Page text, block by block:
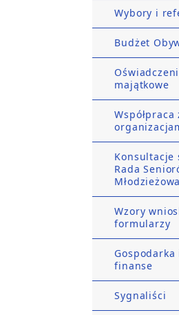
Wybory i
Budżet
majątkowe
Współpraca
Konsultacje
Rada
Młodzieżowa
Wzory
formularzy
Gospodarka
finanse
Sygnaliści